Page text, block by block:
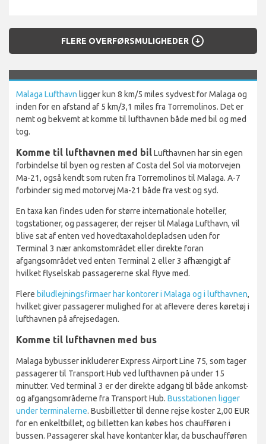
FLERE OVERFØRSMULIGHEDER arrow_circle_down
Malaga Lufthavn ligger kun 8 km/5 miles sydvest for Malaga og
inden for en afstand af 5 km/3,1 miles fra Torremolinos. Det er
nemt og bekvemt at komme til lufthavnen både med bil og med
tog.
Komme til lufthavnen med bilLufthavnen har sin egen
forbindelse til byen og resten af Costa del Sol via motorvejen
Ma-21, også kendt som ruten fra Torremolinos til Malaga. A-7
forbinder sig med motorvej Ma-21 både fra vest og syd.
En taxa kan findes uden for større internationale hoteller,
togstationer, og passagerer, der rejser til Malaga Lufthavn, vil
blive sat af enten ved hovedtaxaholdepladsen uden for
Terminal 3 nær ankomstområdet eller direkte foran
afgangsområdet ved enten Terminal 2 eller 3 afhængigt af
hvilket flyselskab passagererne skal flyve med.
Flere biludlejningsfirmaer har kontorer i Malaga og i lufthavnen,
hvilket giver passagerer mulighed for at aflevere deres køretøj i
lufthavnen på afrejsedagen.
Komme til lufthavnen med bus
Malaga bybusser inkluderer Express Airport Line 75, som tager
passagerer til Transport Hub ved lufthavnen på under 15
minutter. Ved terminal 3 er der direkte adgang til både ankomst-
og afgangsområderne fra Transport Hub. Busstationen ligger
under terminalerne. Busbilletter til denne rejse koster 2,00 EUR
for en enkeltbillet, og billetten kan købes hos chaufføren i
bussen. Passagerer skal have kontanter klar, da buschaufføren